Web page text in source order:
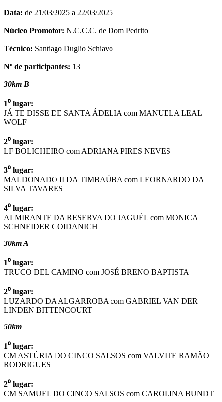
Data: de 21/03/2025 a 22/03/2025
Núcleo Promotor: N.C.C.C. de Dom Pedrito
Técnico: Santiago Duglio Schiavo
Nº de participantes: 13
30km B
1⁰ lugar:
JÁ TE DISSE DE SANTA ÁDELIA com MANUELA LEAL
WOLF
2⁰ lugar:
LF BOLICHEIRO com ADRIANA PIRES NEVES
3⁰ lugar:
MALDONADO II DA TIMBAÚBA com LEORNARDO DA
SILVA TAVARES
4⁰ lugar:
ALMIRANTE DA RESERVA DO JAGUÉL com MONICA
SCHNEIDER GOIDANICH
30km A
1⁰ lugar:
TRUCO DEL CAMINO com JOSÉ BRENO BAPTISTA
2⁰ lugar:
LUZARDO DA ALGARROBA com GABRIEL VAN DER
LINDEN BITTENCOURT
50km
1⁰ lugar:
CM ASTÚRIA DO CINCO SALSOS com VALVITE RAMÃO
RODRIGUES
2⁰ lugar:
CM SAMUEL DO CINCO SALSOS com CAROLINA BUNDT